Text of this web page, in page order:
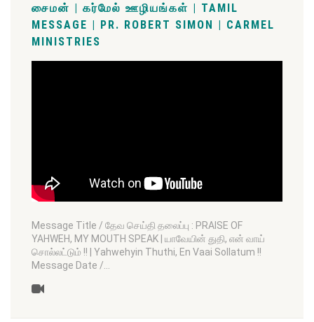
சைமன் | கர்மேல் ஊழியங்கள் | TAMIL
MESSAGE | PR. ROBERT SIMON | CARMEL
MINISTRIES
Message Title / தேவ செய்தி தலைப்பு : PRAISE OF
YAHWEH, MY MOUTH SPEAK | யாவேயின் துதி, என் வாய்
சொல்லட்டும் !! | Yahwehyin Thuthi, En Vaai Sollatum !!
Message Date /…